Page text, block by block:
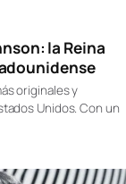
la Reina
originales y
Unidos. Con un